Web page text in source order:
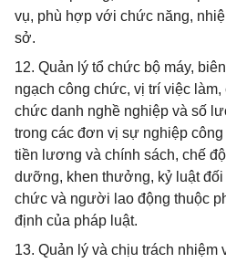
vụ, phù hợp với chức năng,
sở.
12. Quản lý tổ chức bộ máy,
ngạch công chức, vị trí việc
chức danh nghề nghiệp và số
trong các đơn vị sự nghiệp
tiền lương và chính sách, chế
dưỡng, khen thưởng, kỷ luật
chức và người lao động thuộc
định của pháp luật.
13. Quản lý và chịu trách nhiệm